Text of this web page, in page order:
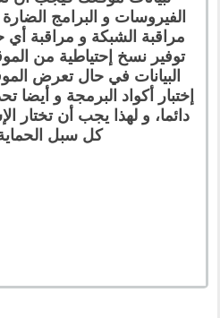
الفيروسات و البرامج
مراقبة الشبكة و مراقبة
توفير نسخ إحتياطية من
البيانات في حال تعرض
إختبار أكواد البرمجة و
دائما، و لهذا يجب أن تختار
كل سبل